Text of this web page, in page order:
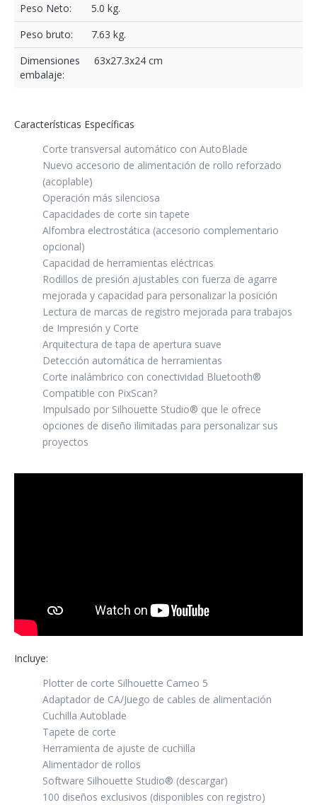
Peso Neto:
5.0 kg.
Peso bruto:
7.63 kg.
Dimensiones
embalaje:
63x27.3x24 cm
Características Específicas
Corte transversal automático con AutoBlade
Nuevo accesorio de alimentación de rollo reforzado
(acoplable)
Operación más silenciosa
Capacidades de corte sin tapete
Alfombra electrostática (accesorio complementario
opcional)
Capacidad de herramientas eléctricas
Rodillos de presión ajustables con fuerza de agarre
mejorada y capacidad para personalizar la posición
Lectura de marcas de registro mejorada para trabajos
de Impresión y Corte
Arquitectura de tapa de apertura suave
Detección automática de herramientas
Corte inalámbrico con conectividad Bluetooth®
Compatible con PixScan?
Impulsado por Silhouette Studio® que le ofrece
opciones de diseño ilimitadas para personalizar sus
proyectos
Incluye:
Plotter de corte Silhouette Cameo 5
Adaptador de CA/Juego de cables de alimentación
Cuchilla Autoblade
Tapete de corte
Herramienta de ajuste de cuchilla
Alimentador de rollos
Software Silhouette Studio® (descargar)
100 diseños exclusivos (disponibles con registro)